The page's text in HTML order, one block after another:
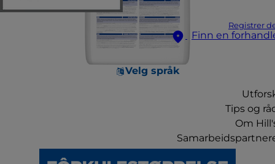
Registrer
Finn en
Velg språk
Tips og
Om